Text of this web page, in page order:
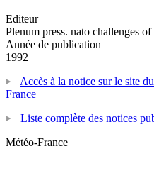
Editeur
Plenum press. nato challenges
Année de publication
1992
Accès à la notice sur le site
France
Liste complète des notices
Météo-France